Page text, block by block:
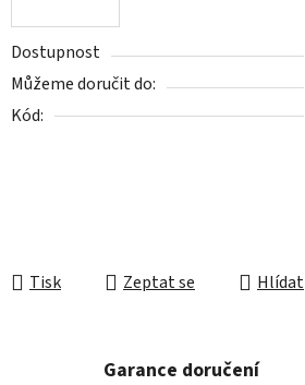
Dostupnost
Můžeme doručit do:
Kód:
Tisk Zeptat se Hlídat
Garance doručení